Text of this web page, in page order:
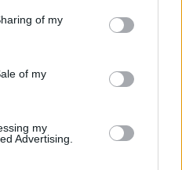
of my
of my
my
Advertising.
iemand “af” is, past minder
de naam